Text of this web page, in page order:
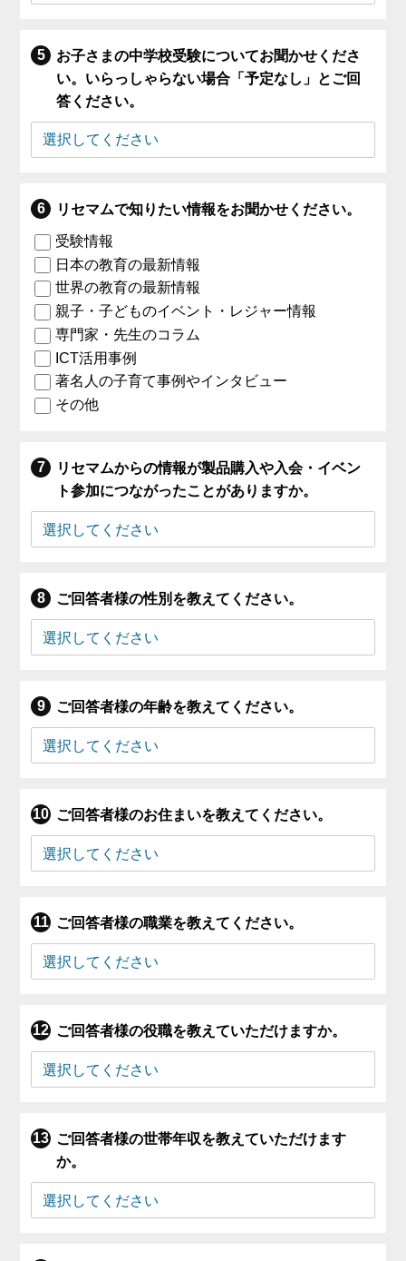
お子さまの中学校受験についてお聞かせくださ
い。いらっしゃらない場合「予定なし」とご回
答ください。
リセマムで知りたい情報をお聞かせください。
受験情報
日本の教育の最新情報
世界の教育の最新情報
親子・子どものイベント・レジャー情報
専門家・先生のコラム
ICT活用事例
著名人の子育て事例やインタビュー
その他
リセマムからの情報が製品購入や入会・イベン
ト参加につながったことがありますか。
ご回答者様の性別を教えてください。
ご回答者様の年齢を教えてください。
ご回答者様のお住まいを教えてください。
ご回答者様の職業を教えてください。
ご回答者様の役職を教えていただけますか。
ご回答者様の世帯年収を教えていただけます
か。